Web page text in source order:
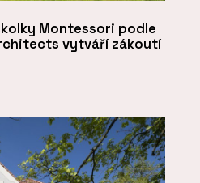
Montessori podle
vytváří zákoutí